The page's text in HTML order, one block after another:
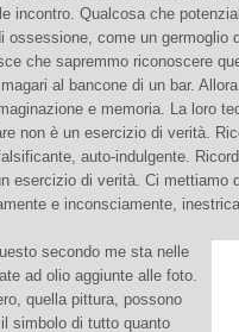
incontro. Qualcosa che
ossessione, come un germoglio
che sapremmo riconoscere
al bancone di un bar.
e memoria. La loro
non è un esercizio di verità.
auto-indulgente.
esercizio di verità. Ci mettiamo
e inconsciamente,
secondo me sta nelle
ad olio aggiunte alle foto.
quella pittura, possono
simbolo di tutto quanto